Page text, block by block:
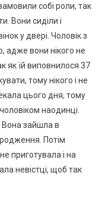
собі роли, так
Вони сиділи і
у двері. Чоловік з
адже вони нікого не
як їй виповнилося 37
тому нікого і не
цього дня, тому
наодинці.
Вона зайшла в
Потім
приготувала і на
невістці, щоб так